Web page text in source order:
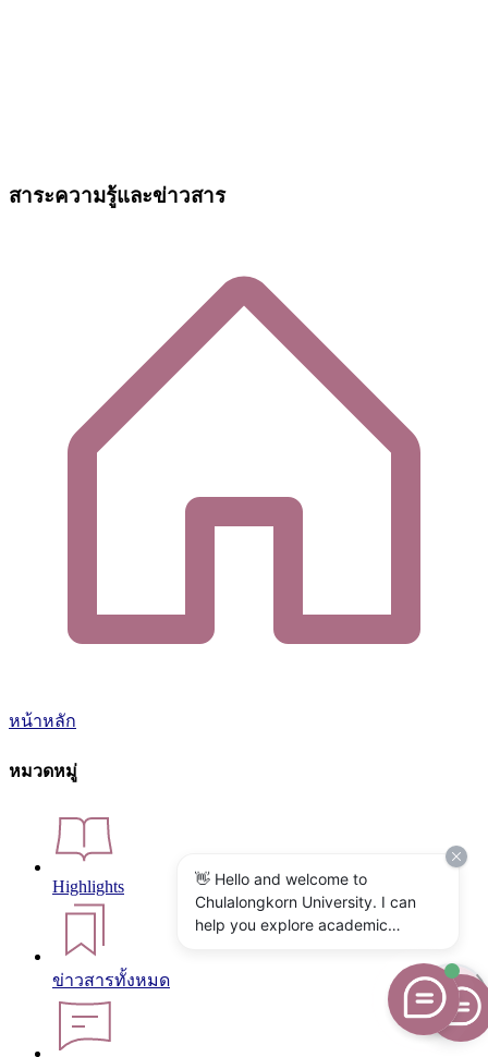
สาระความรู้และข่าวสาร
หน้าหลัก
หมวดหมู่
Highlights
ข่าวสารทั้งหมด
👋 Hello and welcome to
Chulalongkorn University. I can
help you explore academic